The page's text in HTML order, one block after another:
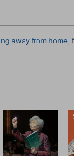
away from